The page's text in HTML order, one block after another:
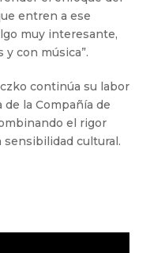
entren a ese
muy interesante,
y con música”.
continúa su labor
la Compañía de
el rigor
cultural.